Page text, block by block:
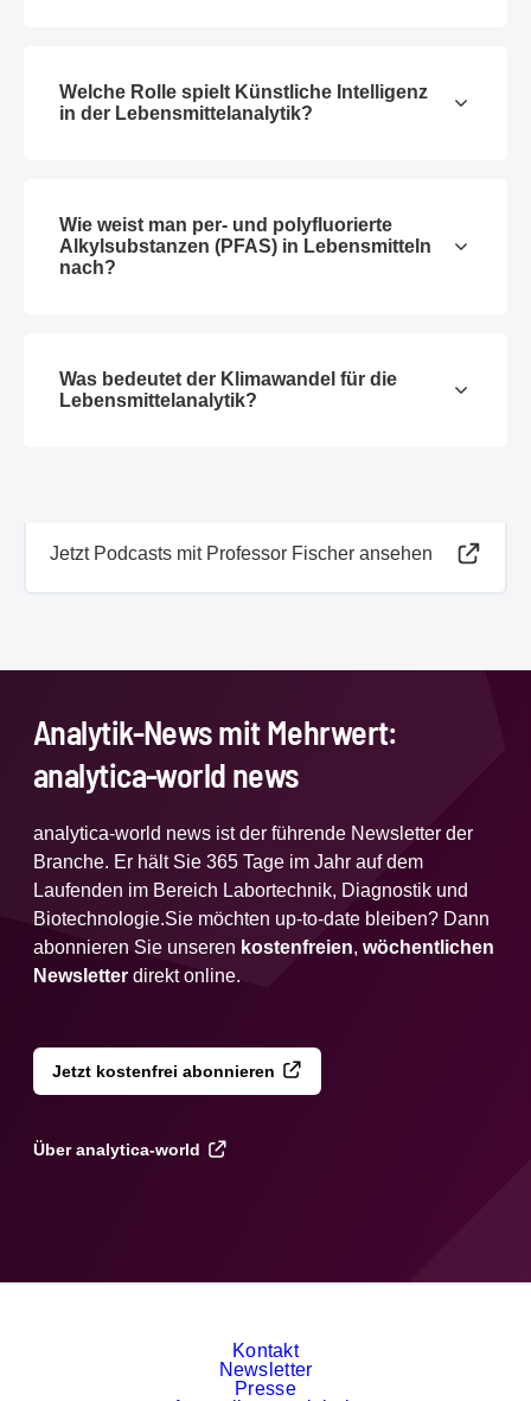
Welche Rolle spielt Künstliche Intelligenz
in der Lebensmittelanalytik?
Wie weist man per- und polyfluorierte
Alkylsubstanzen (PFAS) in Lebensmitteln
nach?
Was bedeutet der Klimawandel für die
Lebensmittelanalytik?
Jetzt Podcasts mit Professor Fischer ansehen
Analytik-News mit Mehrwert:
analytica-world news
analytica-world news ist der führende Newsletter der
Branche. Er hält Sie 365 Tage im Jahr auf dem
Laufenden im Bereich Labortechnik, Diagnostik und
Biotechnologie.Sie möchten up-to-date bleiben? Dann
abonnieren Sie unseren kostenfreien, wöchentlichen
Newsletter direkt online.
Jetzt kostenfrei abonnieren
Über analytica-world
Kontakt
Newsletter
Presse